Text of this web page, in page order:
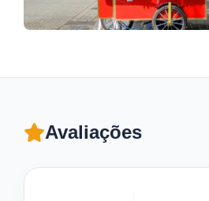
Avaliações